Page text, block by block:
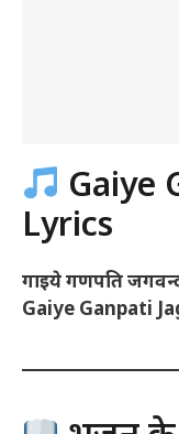
Gaiye
Lyrics
गाइये गणपति
Gaiye Ganpati